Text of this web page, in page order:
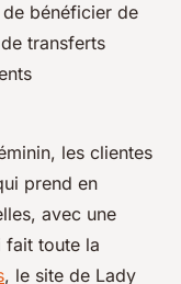
bénéficier de
transferts
les clientes
prend en
avec une
fait toute la
, le site de Lady